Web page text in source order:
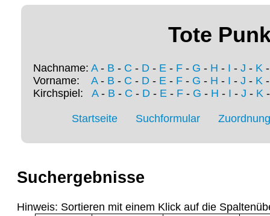
Tote
Nachname: A- B - C - D - E - F - G - H - I - J - K
Vorname: A- B - C - D - E - F - G - H - I - J - K
Kirchspiel: A- B - C - D- E- F- G - H - I - J - K
Startseite Suchformular
Suchergebnisse
Hinweis: Sortieren mit einem Klick auf die